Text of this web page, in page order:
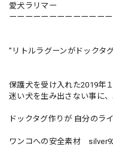
愛犬ラリマー
ーーーーーーーーーーーー
”リトルラグーンがドックタ
保護犬を受け入れた2019年１
迷い犬を生み出さない事に
ドックタグ作りが 自分のラ
ワンコへの安全素材